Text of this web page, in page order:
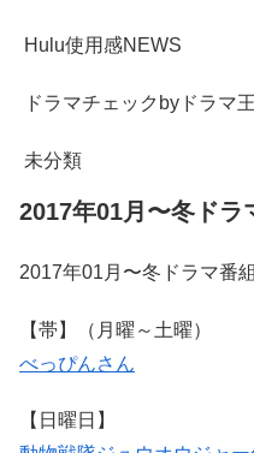
Hulu使用感NEWS
ドラマチェックbyドラマ
未分類
2017年01月〜冬ドラ
2017年01月〜冬ドラマ番
【帯】（月曜～土曜）
べっぴんさん
【日曜日】